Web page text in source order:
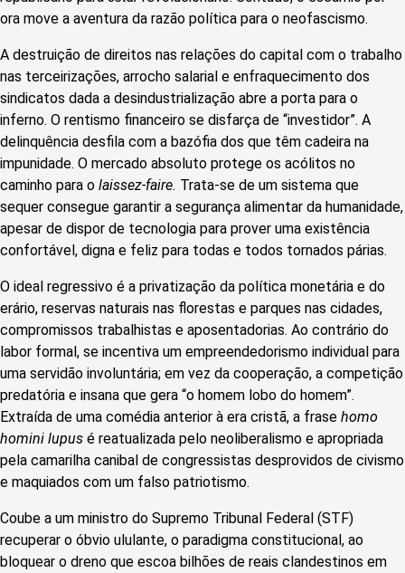
ora move a aventura da razão política para o neofascismo.
A destruição de direitos nas relações do capital com o trabalho
nas terceirizações, arrocho salarial e enfraquecimento dos
sindicatos dada a desindustrialização abre a porta para o
inferno. O rentismo financeiro se disfarça de “investidor”. A
delinquência desfila com a bazófia dos que têm cadeira na
impunidade. O mercado absoluto protege os acólitos no
caminho para o laissez-faire. Trata-se de um sistema que
sequer consegue garantir a segurança alimentar da humanidade,
apesar de dispor de tecnologia para prover uma existência
confortável, digna e feliz para todas e todos tornados párias.
O ideal regressivo é a privatização da política monetária e do
erário, reservas naturais nas florestas e parques nas cidades,
compromissos trabalhistas e aposentadorias. Ao contrário do
labor formal, se incentiva um empreendedorismo individual para
uma servidão involuntária; em vez da cooperação, a competição
predatória e insana que gera “o homem lobo do homem”.
Extraída de uma comédia anterior à era cristã, a frase homo
homini lupus é reatualizada pelo neoliberalismo e apropriada
pela camarilha canibal de congressistas desprovidos de civismo
e maquiados com um falso patriotismo.
Coube a um ministro do Supremo Tribunal Federal (STF)
recuperar o óbvio ululante, o paradigma constitucional, ao
bloquear o dreno que escoa bilhões de reais clandestinos em